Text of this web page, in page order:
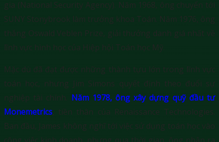
gia (National Security Agency). Năm 1968, ông chuyển tới
SUNY Stonybrook làm trưởng khoa Toán. Năm 1976, ông
thắng Oswald Veblen Prize, giải thưởng danh giá nhất về
lĩnh vực hình học của Hiệp hội Toán học Mỹ.
Mặc dù đã đạt được những thành tựu lớn trong lĩnh vực
toán học, nhưng Jim Simons quyết định theo đuổi sự
nghiệp tài chính. Năm 1978, ông xây dựng quỹ đầu tư
Monemetrics , tiền thân của Renaissance Technologies.
Ban đầu, James không nghĩ tới việc sử dụng toán học vào